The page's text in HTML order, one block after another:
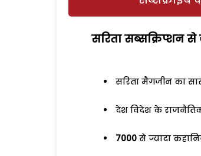
सरिता सब्सक्रिप्शन
सरिता मैगजीन का
देश विदेश के
7000 से ज्यादा